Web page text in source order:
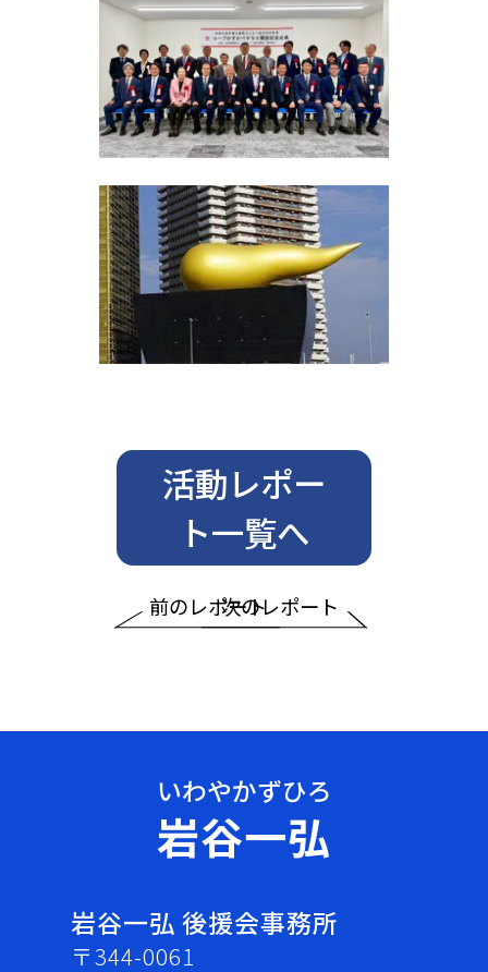
前のレポート
活動レポー
ト一覧へ
次のレポート
岩谷一弘
岩谷一弘 後援会事務所
〒344-0061